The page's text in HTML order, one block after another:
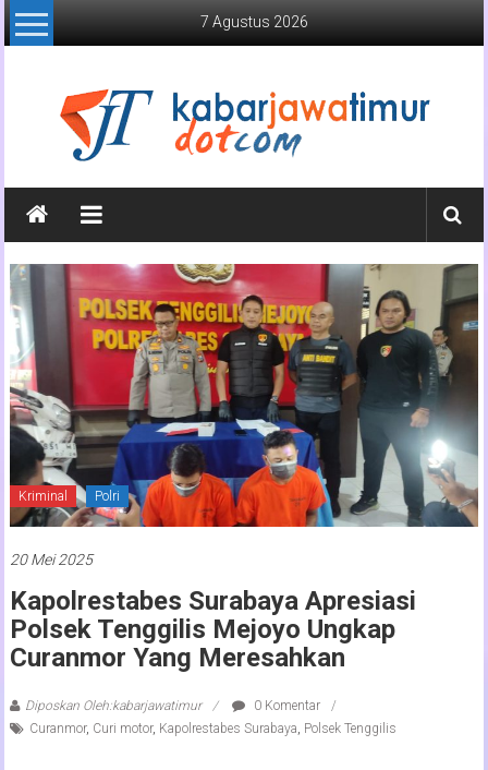
Lompat
ke
7 Agustus 2026
Kabar
Jawa
Timur
Media
Online
Jawa
Timur
Kriminal Polri
20 Mei 2025
Kapolrestabes Surabaya Apresiasi
Polsek Tenggilis Mejoyo Ungkap
Curanmor Yang Meresahkan
Diposkan Oleh:kabarjawatimur
0 Komentar
Curanmor, Curi motor, Kapolrestabes Surabaya, Polsek Tenggilis